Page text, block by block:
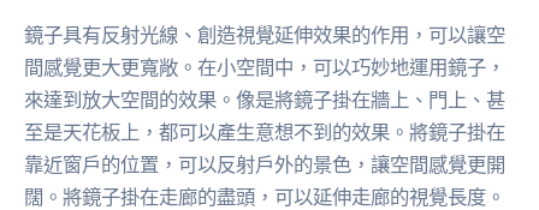
鏡子具有反射光線、創造視覺延伸效果的作用，可以讓空
間感覺更大更寬敞。在小空間中，可以巧妙地運用鏡子，
來達到放大空間的效果。像是將鏡子掛在牆上、門上、甚
至是天花板上，都可以產生意想不到的效果。將鏡子掛在
靠近窗戶的位置，可以反射戶外的景色，讓空間感覺更開
闊。將鏡子掛在走廊的盡頭，可以延伸走廊的視覺長度。